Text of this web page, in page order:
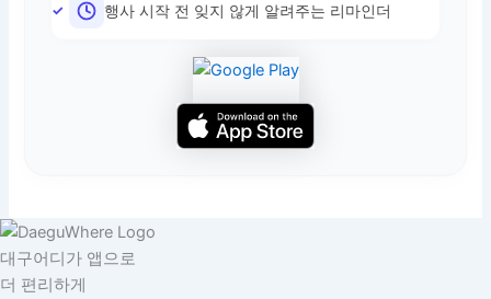
행사 시작 전 잊지 않게 알려주는 리마인더
대구어디가 앱으로
더 편리하게